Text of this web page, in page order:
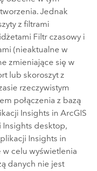
Jednak
z filtrami
Filtr czasowy i
(nieaktualne w
zmieniające się w
lub skoroszyt z
rzeczywistym
połączenia z bazą
Insights in ArcGIS
Insights desktop,
Insights in
w celu wyświetlenia
danych nie jest